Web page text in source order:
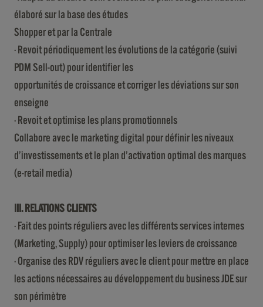
élaboré sur la base des études
Shopper et par la Centrale
· Revoit périodiquement les évolutions de la catégorie (suivi
PDM Sell-out) pour identifier les
opportunités de croissance et corriger les déviations sur son
enseigne
· Revoit et optimise les plans promotionnels
Collabore avec le marketing digital pour définir les niveaux
d’investissements et le plan d’activation optimal des marques
(e-retail media)
III. RELATIONS CLIENTS
· Fait des points réguliers avec les différents services internes
(Marketing, Supply) pour optimiser les leviers de croissance
· Organise des RDV réguliers avec le client pour mettre en place
les actions nécessaires au développement du business JDE sur
son périmètre